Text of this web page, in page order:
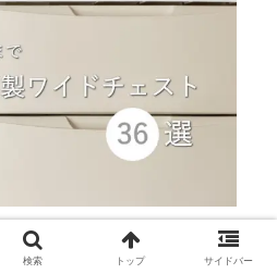
！プラスチック製のワイ
検索 トップ サイドバー